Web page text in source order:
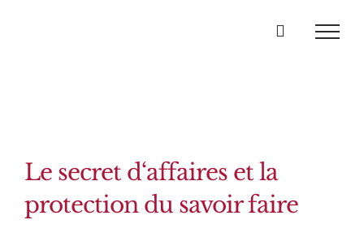
Le secret d‘affaires et la
protection du savoir faire